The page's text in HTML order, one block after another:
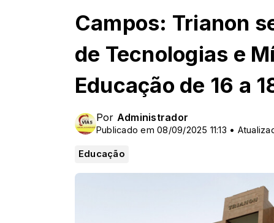
Campos: Trianon
de Tecnologias e
Educação de 16 a
Por Administrador
Publicado em 08/09/2025 11:13 •
Educação